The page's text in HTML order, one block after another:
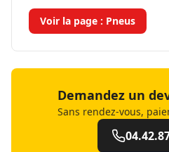
Voir la page : Pneus
Demandez un
Sans rendez-vous,